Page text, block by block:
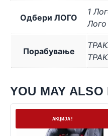
Одбери ЛОГО
1
Лого
Порабување
YOU MAY
Нема залихаАКЦИЈА!